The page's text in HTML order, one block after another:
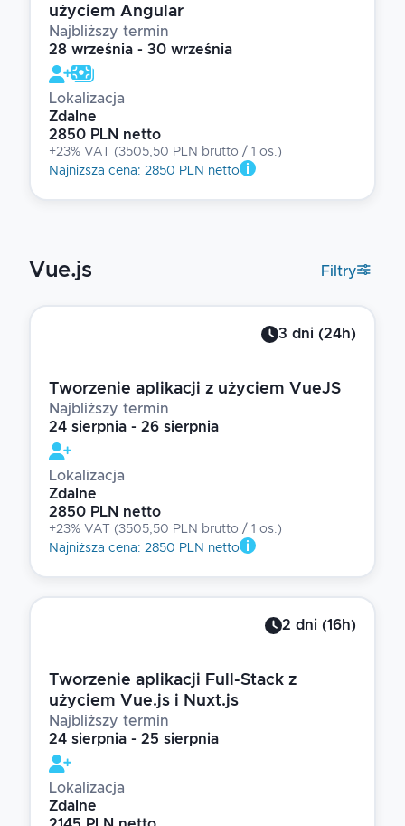
użyciem Angular
Najbliższy termin
28 września - 30 września
Lokalizacja
Zdalne
2850 PLN netto
+23% VAT (3505,50 PLN brutto / 1 os.)
Najniższa cena: 2850 PLN netto
Vue.js Filtry
3 dni (24h)
Tworzenie aplikacji z użyciem VueJS
Najbliższy termin
24 sierpnia - 26 sierpnia
Lokalizacja
Zdalne
2850 PLN netto
+23% VAT (3505,50 PLN brutto / 1 os.)
Najniższa cena: 2850 PLN netto
2 dni (16h)
Tworzenie aplikacji Full-Stack z
użyciem Vue.js i Nuxt.js
Najbliższy termin
24 sierpnia - 25 sierpnia
Lokalizacja
Zdalne